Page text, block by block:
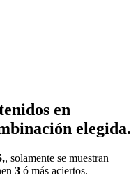
en
elegida.
, solamente se muestran
3 ó más aciertos.